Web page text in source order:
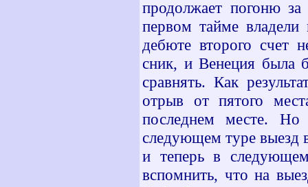
продолжает погоню
первом тайме
дебюте второго счет
сник, и Венеция была
сравнять. Как
отрыв от пятого
последнем месте.
следующем туре выезд
и теперь в
вспомнить, что на